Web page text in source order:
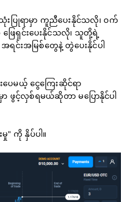
ပြုရာမှာ ကူညီပေးနိုင်သလို၊ ဝက်
ေရှင်းပေးနိုင်သလို၊ သူတို့ရဲ့
းအမြစ်တွေနဲ့ တွဲပေးနိုင်ပါ
ေမယ့် ငွေကြေးဆိုင်ရာ
လှစ်ရမယ်ဆိုတာ မပြောနိုင်ပါ
ကို နှိပ်ပါ။